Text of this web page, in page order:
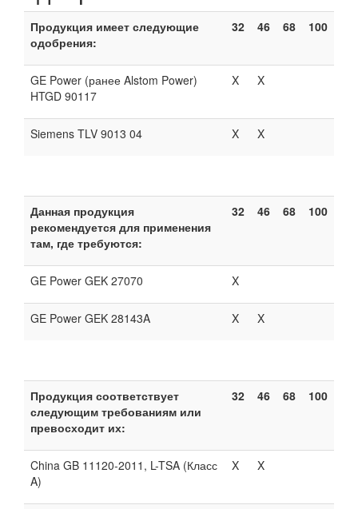
Продукция имеет следующие
одобрения:
32 46 68 100
GE Power (ранее Alstom Power)
HTGD 90117
X X
Siemens TLV 9013 04 X X
Данная продукция
рекомендуется для применения
там, где требуются:
32 46 68 100
GE Power GEK 27070 X
GE Power GEK 28143A X X
Продукция соответствует
следующим требованиям или
превосходит их:
32 46 68 100
China GB 11120-2011, L-TSA (Класс
A)
X X